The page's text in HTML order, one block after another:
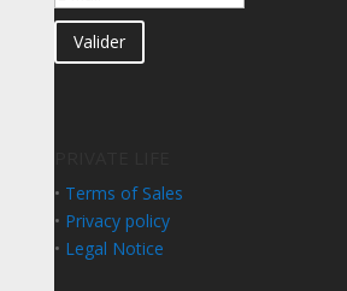
Valider
• Terms of Sales
• Privacy policy
• Legal Notice